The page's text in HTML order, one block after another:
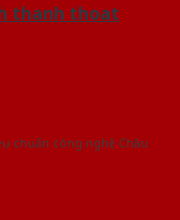
thanh thoat
chuẩn công nghệ Châu